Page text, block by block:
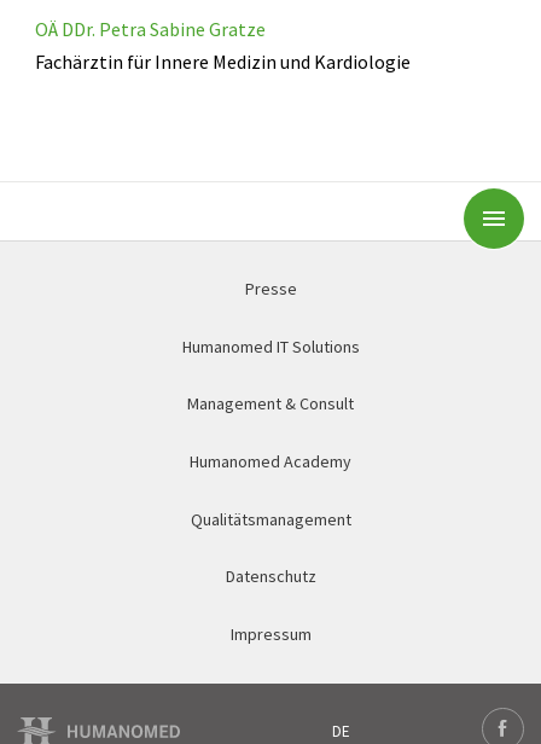
OÄ DDr. Petra Sabine Gratze
Fachärztin für Innere Medizin und Kardiologie
Presse
Humanomed IT Solutions
Management & Consult
Humanomed Academy
Qualitätsmanagement
Datenschutz
Impressum
DE
Deutsch